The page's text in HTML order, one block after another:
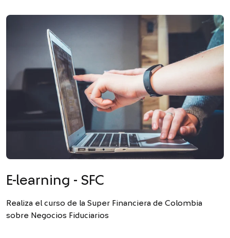
E-learning - SFC
Realiza el curso de la Super Financiera de Colombia
sobre Negocios Fiduciarios